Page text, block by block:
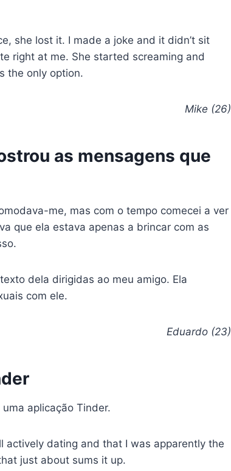
she lost it. I made a joke and it didn’t sit
right at me. She started screaming and
the only option.
Mike (26)
as mensagens que
me, mas com o tempo comecei a ver
que ela estava apenas a brincar com as
dela dirigidas ao meu amigo. Ela
com ele.
Eduardo (23)
aplicação Tinder.
dating and that I was apparently the
just about sums it up.